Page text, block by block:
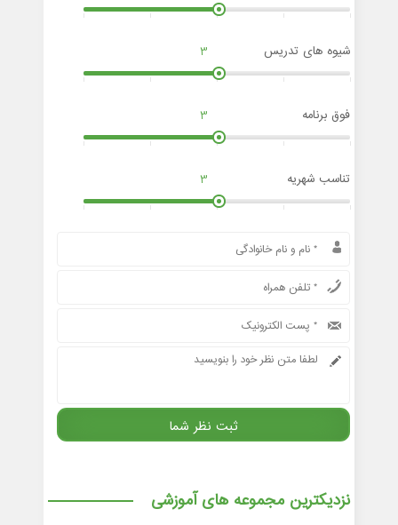
شیوه های تدریس 3
فوق برنامه 3
تناسب شهریه 3
نزدیکترین مجموعه های آموزشی